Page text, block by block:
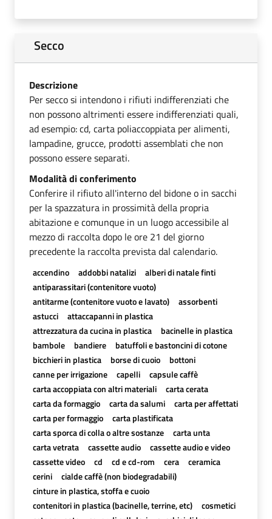
Secco
Descrizione
Per secco si intendono i rifiuti indifferenziati che
non possono altrimenti essere indifferenziati quali,
ad esempio: cd, carta poliaccoppiata per alimenti,
lampadine, grucce, prodotti assemblati che non
possono essere separati.
Modalità di conferimento
Conferire il rifiuto all'interno del bidone o in sacchi
per la spazzatura in prossimità della propria
abitazione e comunque in un luogo accessibile al
mezzo di raccolta dopo le ore 21 del giorno
precedente la raccolta prevista dal calendario.
accendino addobbi natalizi
alberi di natale finti
antiparassitari (contenitore vuoto)
antitarme (contenitore vuoto e lavato)
assorbenti
astucci
attaccapanni in plastica
attrezzatura da cucina in plastica
bacinelle in plastica
bambole
bandiere
batuffoli e bastoncini di cotone
bicchieri in plastica
borse di cuoio
bottoni
canne per irrigazione
capelli
capsule caffè
carta accoppiata con altri materiali
carta cerata
carta da formaggio
carta da salumi
carta per affettati
carta per formaggio
carta plastificata
carta sporca di colla o altre sostanze
carta unta
carta vetrata
cassette audio
cassette audio e video
cassette video
cd cd e cd-rom cera
ceramica
cerini
cialde caffè (non biodegradabili)
cinture in plastica, stoffa e cuoio
contenitori in plastica (bacinelle, terrine, etc)
cosmetici